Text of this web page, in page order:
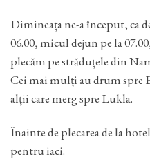
Dimineața ne-a început, ca
06.00, micul dejun pe la
plecăm pe străduțele din
Cei mai mulți au drum spre
alții care merg spre Lukla.
Înainte de plecarea de la
pentru iaci.